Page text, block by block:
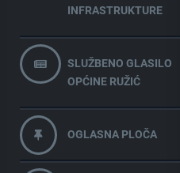
INFRASTRUKTURE
SLUŽBENO GLASILO
OPĆINE RUŽIĆ
OGLASNA PLOČA